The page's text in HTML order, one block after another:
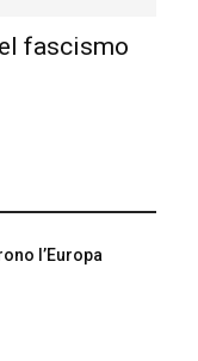
fascismo
l’Europa